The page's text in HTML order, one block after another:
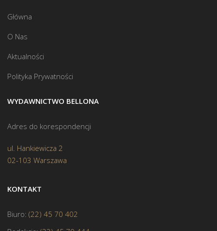
Główna
O Nas
Aktualności
Polityka Prywatności
WYDAWNICTWO BELLONA
Adres do korespondencji
ul. Hankiewicza 2
02-103 Warszawa
KONTAKT
Biuro: (22) 45 70 402